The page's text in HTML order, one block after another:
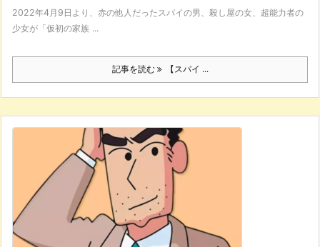
2022年4月9日より、赤の他人だったスパイの男、殺し屋の女、超能力者の
少女が「仮初の家族 ...
記事を読む 【スパイ ...